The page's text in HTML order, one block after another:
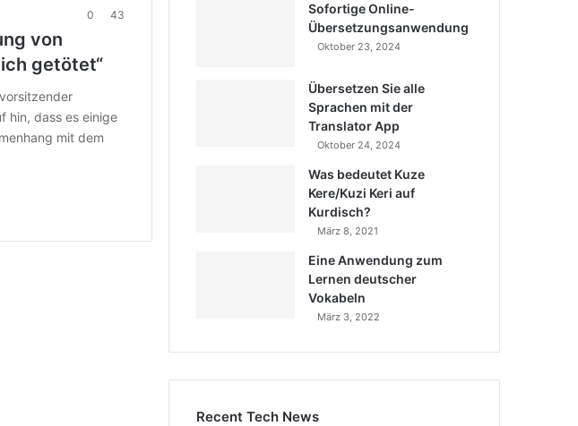
0 43
von
getötet“
hin, dass es einige
mit dem
Sofortige Online-
Übersetzungsanwendung
Oktober 23, 2024
Übersetzen Sie alle
Sprachen mit der
Translator App
Oktober 24, 2024
Was bedeutet Kuze
Kere/Kuzi Keri auf
Kurdisch?
März 8, 2021
Eine Anwendung zum
Lernen deutscher
Vokabeln
März 3, 2022
Recent Tech News